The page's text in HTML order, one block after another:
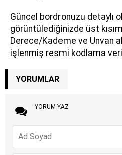
Güncel bordronuzu detaylı
görüntülediğinizde üst
Derece/Kademe ve Unvan
işlenmiş resmi kodlama
YORUMLAR
YORUM YAZ